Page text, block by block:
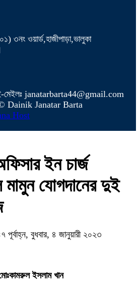
৩নং ওয়ার্ড,হাজীপাড়া,ভালুকা
মেইলঃ janatarbarta44@gmail.com
Dainik Janatar Barta
Host
ইন চার্জ
যোগদানের দুই
বুধবার, ৪ জানুয়ারী ২০২৩
ইসলাম খান